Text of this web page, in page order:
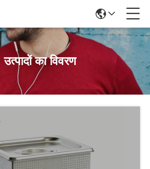
उत्पादों का विवरण